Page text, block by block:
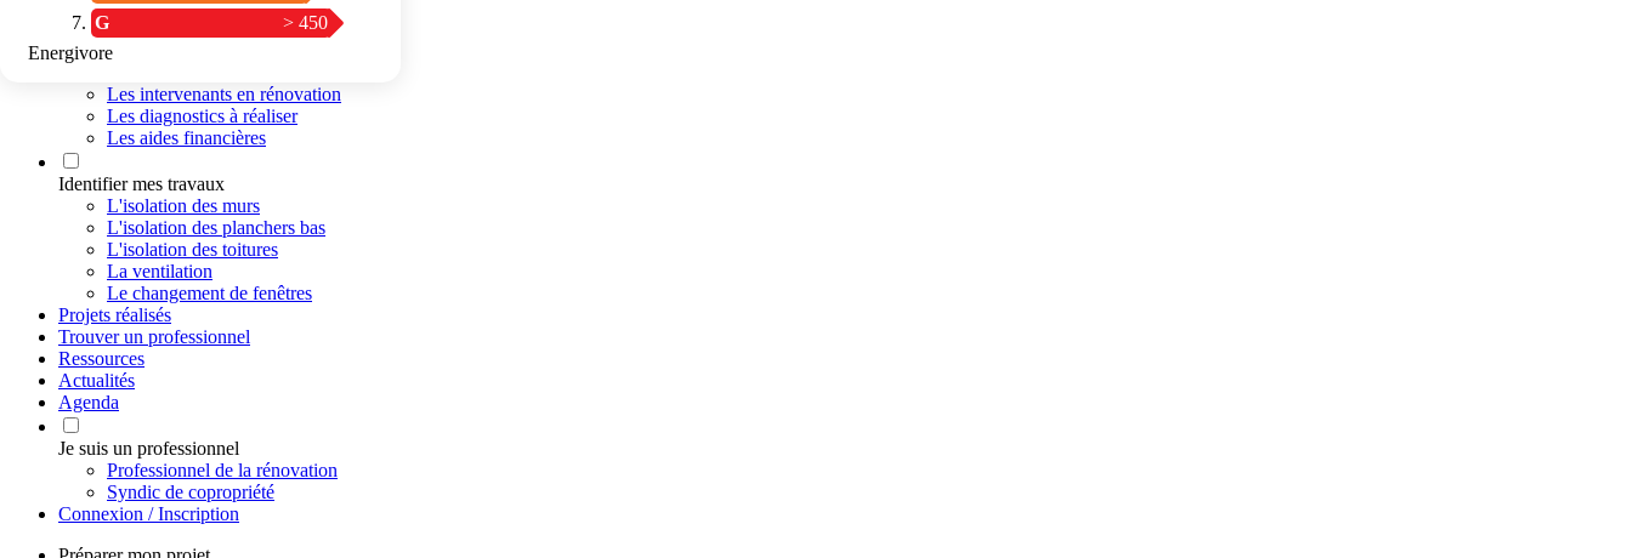
Les intervenants en rénovation
Les diagnostics à réaliser
Les aides financières
Identifier mes travaux
L'isolation des murs
L'isolation des planchers bas
L'isolation des toitures
La ventilation
Le changement de fenêtres
Projets réalisés
Trouver un professionnel
Ressources
Actualités
Agenda
Je suis un professionnel
Professionnel de la rénovation
Syndic de copropriété
Connexion / Inscription
G
> 450
Energivore